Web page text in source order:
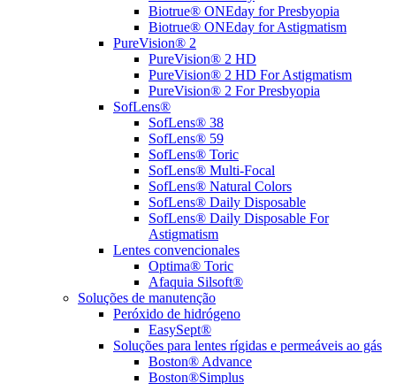
Biotrue® ONEday for Presbyopia
Biotrue® ONEday for Astigmatism
PureVision® 2
PureVision® 2 HD
PureVision® 2 HD For Astigmatism
PureVision® 2 For Presbyopia
SofLens®
SofLens® 38
SofLens® 59
SofLens® Toric
SofLens® Multi-Focal
SofLens® Natural Colors
SofLens® Daily Disposable
SofLens® Daily Disposable For
Astigmatism
Lentes convencionales
Optima® Toric
Afaquia Silsoft®
Soluções de manutenção
Peróxido de hidrógeno
EasySept®
Soluções para lentes rígidas e permeáveis ao gás
Boston® Advance
Boston®Simplus